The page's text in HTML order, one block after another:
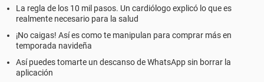
La regla de los 10 mil pasos. Un cardiólogo explicó lo que es
realmente necesario para la salud
¡No caigas! Así es como te manipulan para comprar más en
temporada navideña
Así puedes tomarte un descanso de WhatsApp sin borrar la
aplicación